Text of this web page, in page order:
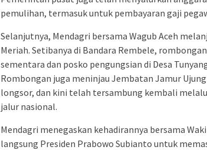
pemulihan, termasuk untuk pembayaran gaji
Selanjutnya, Mendagri bersama Wagub Aceh
Meriah. Setibanya di Bandara Rembele,
sementara dan posko pengungsian di Desa
Rombongan juga meninjau Jembatan Jamur
longsor, dan kini telah tersambung kembali
jalur nasional.
Mendagri menegaskan kehadirannya bersama
langsung Presiden Prabowo Subianto untuk